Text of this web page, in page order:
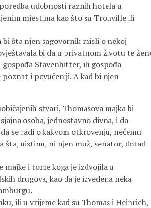
udobnosti raznih hotela u
mjestima kao što su Trouville ili
njen sagovornik misli o nekoj
bi da u privatnom životu te
Stavenhitter, ili gospođa
i povučeniji. A kad bi njen
stvari, Thomasova majka bi
osoba, jednostavno divna, i da
se radi o kakvom otkrovenju, nečemu
šta, uistinu, ni njen muž, senator, dotad
i tome koga je izdvojila u
drugova, kao da je izvedena neka
ili u vrijeme kad su Thomas i Heinrich,